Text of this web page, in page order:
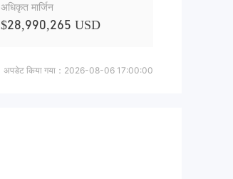
अधिकृत मार्जिन
$28,990,265 USD
अपडेट किया गया： 2026-08-06 17:00:00